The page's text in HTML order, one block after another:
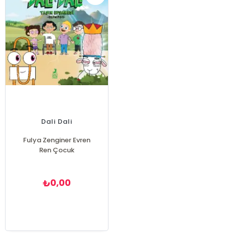
Dali Dali
Fulya Zenginer Evren
Ren Çocuk
₺0,00